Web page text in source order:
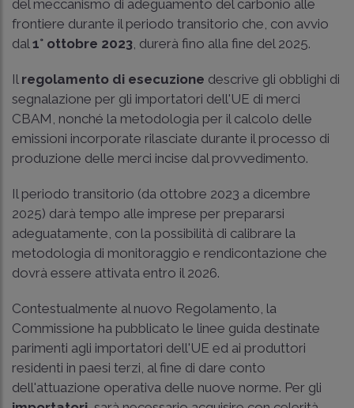
del meccanismo di adeguamento del carbonio alle
frontiere durante il periodo transitorio che, con avvio
dal1° ottobre 2023, durerà fino alla fine del 2025.
Il regolamento di esecuzione descrive gli obblighi di
segnalazione per gli importatori dell'UE di merci
CBAM, nonché la metodologia per il calcolo delle
emissioni incorporate rilasciate durante il processo di
produzione delle merci incise dal provvedimento.
Il periodo transitorio (da ottobre 2023 a dicembre
2025) darà tempo alle imprese per prepararsi
adeguatamente, con la possibilità di calibrare la
metodologia di monitoraggio e rendicontazione che
dovrà essere attivata entro il 2026.
Contestualmente al nuovo Regolamento, la
Commissione ha pubblicato le linee guida destinate
parimenti agli importatori dell'UE ed ai produttori
residenti in paesi terzi, al fine di dare conto
dell'attuazione operativa delle nuove norme. Per gli